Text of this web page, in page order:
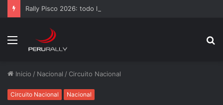
Rally Pisco 2026: todo listo para la gran final del RallyACP
Menú
Inicio / Nacional / Circuito Nacional
Circuito Nacional Nacional